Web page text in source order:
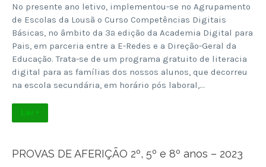
No presente ano letivo, implementou-se no Agrupamento
de Escolas da Lousã o Curso Competências Digitais
Básicas, no âmbito da 3ª edição da Academia Digital para
Pais, em parceria entre a E-Redes e a Direção-Geral da
Educação. Trata-se de um programa gratuito de literacia
digital para as famílias dos nossos alunos, que decorreu
na escola secundária, em horário pós laboral,…
Ler +
PROVAS DE AFERIÇÃO 2º, 5º e 8º anos – 2023